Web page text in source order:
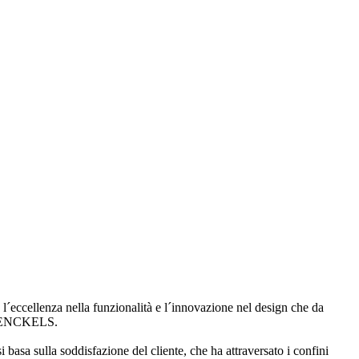
nella funzionalità e l´innovazione nel design che da
sulla soddisfazione del cliente, che ha attraversato i confini